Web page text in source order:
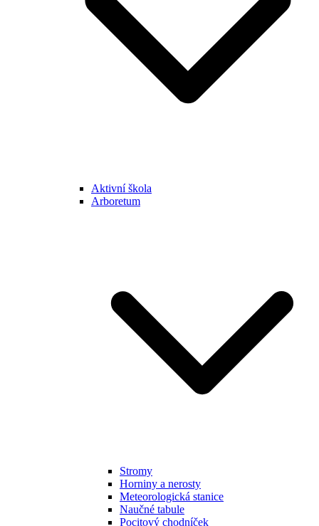
Aktivní škola
Arboretum
Stromy
Horniny a nerosty
Meteorologická stanice
Naučné tabule
Pocitový chodníček